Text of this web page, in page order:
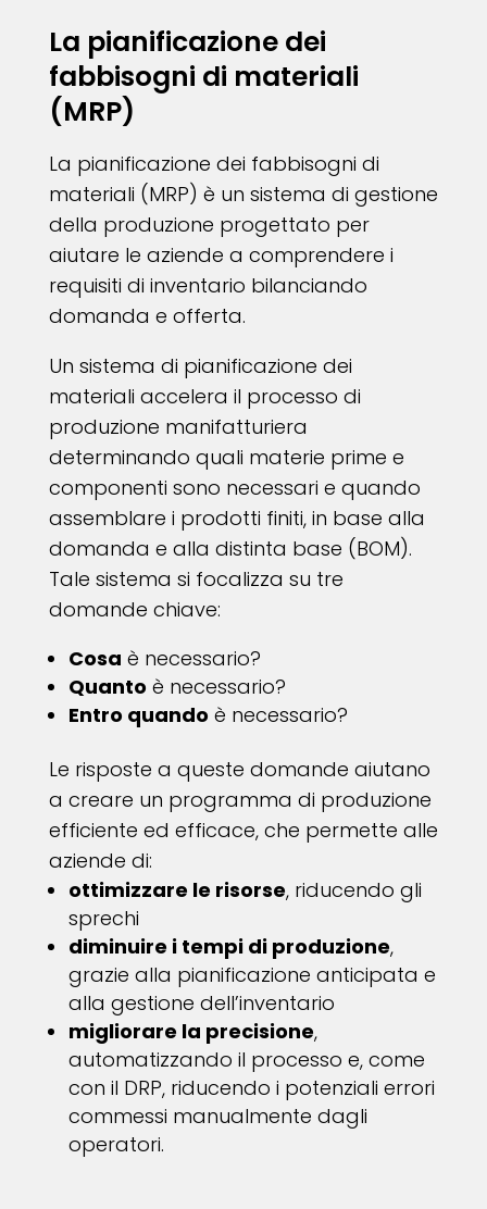
La pianificazione dei
fabbisogni di materiali
(MRP)
La pianificazione dei fabbisogni di
materiali (MRP) è un sistema di gestione
della produzione progettato per
aiutare le aziende a comprendere i
requisiti di inventario bilanciando
domanda e offerta.
Un sistema di pianificazione dei
materiali accelera il processo di
produzione manifatturiera
determinando quali materie prime e
componenti sono necessari e quando
assemblare i prodotti finiti, in base alla
domanda e alla distinta base (BOM).
Tale sistema si focalizza su tre
domande chiave:
Cosa è necessario?
Quanto è necessario?
Entro quando è necessario?
Le risposte a queste domande aiutano
a creare un programma di produzione
efficiente ed efficace, che permette alle
aziende di:
ottimizzare le risorse, riducendo gli
sprechi
diminuire i tempi di produzione,
grazie alla pianificazione anticipata e
alla gestione dell’inventario
migliorare la precisione,
automatizzando il processo e, come
con il DRP, riducendo i potenziali errori
commessi manualmente dagli
operatori.